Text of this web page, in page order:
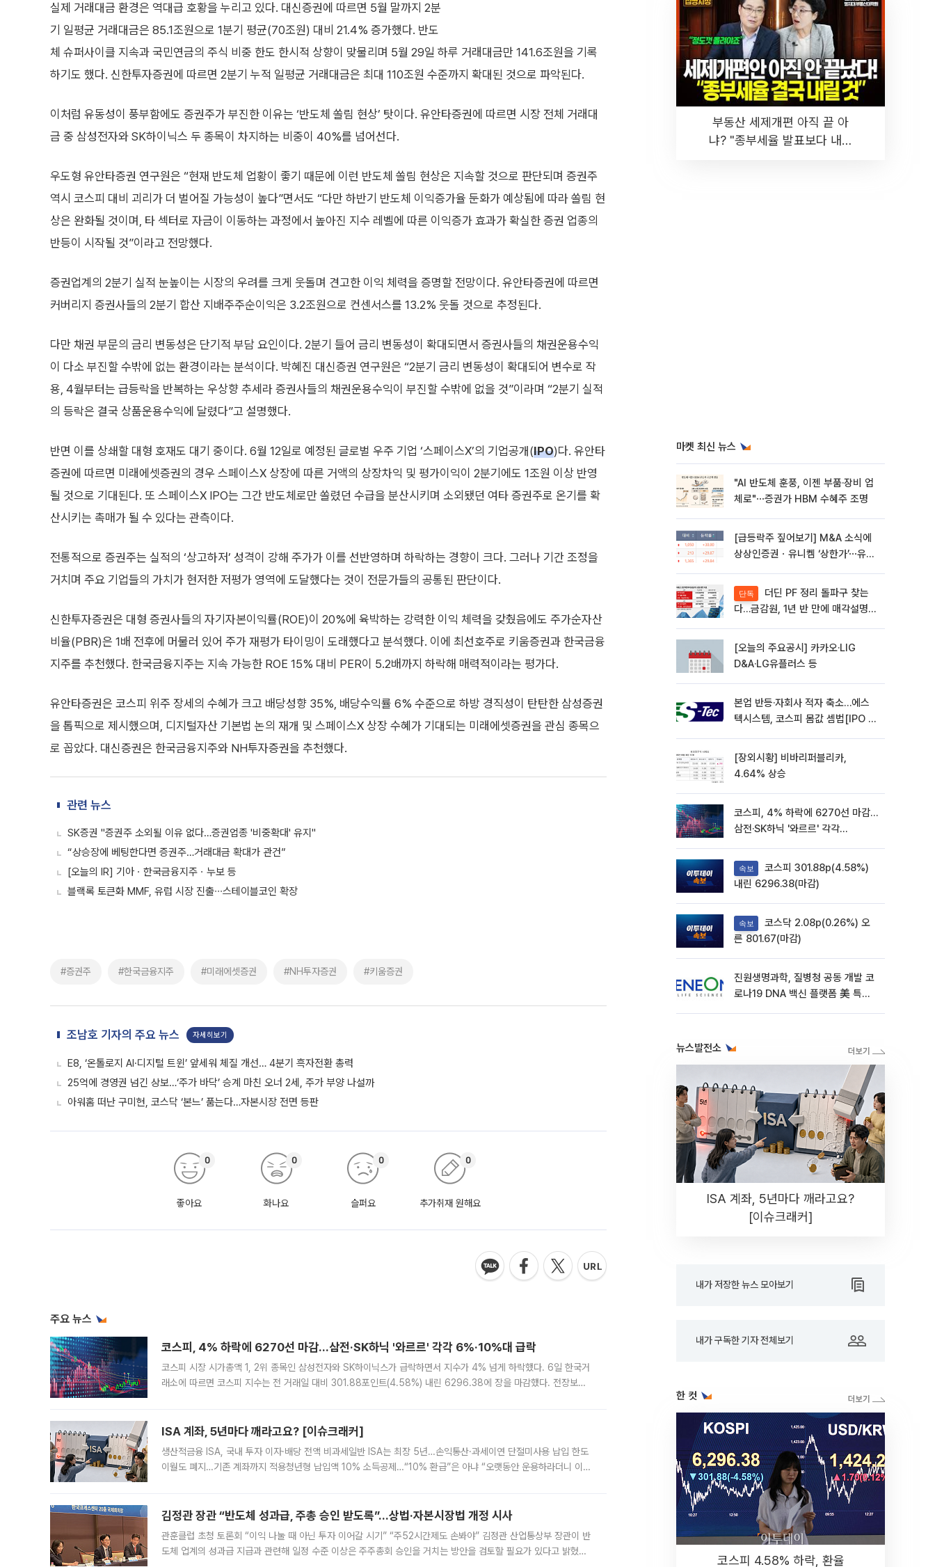
실제 거래대금 환경은 역대급 호황을 누리고 있다. 대신증권에 따르면 5월 말까지 2분
기 일평균 거래대금은 85.1조원으로 1분기 평균(70조원) 대비 21.4% 증가했다. 반도
체 슈퍼사이클 지속과 국민연금의 주식 비중 한도 한시적 상향이 맞물리며 5월 29일 하루 거래대금만 141.6조원을 기록
하기도 했다. 신한투자증권에 따르면 2분기 누적 일평균 거래대금은 최대 110조원 수준까지 확대된 것으로 파악된다.
이처럼 유동성이 풍부함에도 증권주가 부진한 이유는 ‘반도체 쏠림 현상’ 탓이다. 유안타증권에 따르면 시장 전체 거래대
금 중 삼성전자와 SK하이닉스 두 종목이 차지하는 비중이 40%를 넘어선다.
우도형 유안타증권 연구원은 “현재 반도체 업황이 좋기 때문에 이런 반도체 쏠림 현상은 지속할 것으로 판단되며 증권주
역시 코스피 대비 괴리가 더 벌어질 가능성이 높다”면서도 “다만 하반기 반도체 이익증가율 둔화가 예상됨에 따라 쏠림 현
상은 완화될 것이며, 타 섹터로 자금이 이동하는 과정에서 높아진 지수 레벨에 따른 이익증가 효과가 확실한 증권 업종의
반등이 시작될 것”이라고 전망했다.
증권업계의 2분기 실적 눈높이는 시장의 우려를 크게 웃돌며 견고한 이익 체력을 증명할 전망이다. 유안타증권에 따르면
커버리지 증권사들의 2분기 합산 지배주주순이익은 3.2조원으로 컨센서스를 13.2% 웃돌 것으로 추정된다.
다만 채권 부문의 금리 변동성은 단기적 부담 요인이다. 2분기 들어 금리 변동성이 확대되면서 증권사들의 채권운용수익
이 다소 부진할 수밖에 없는 환경이라는 분석이다. 박혜진 대신증권 연구원은 “2분기 금리 변동성이 확대되어 변수로 작
용, 4월부터는 급등락을 반복하는 우상향 추세라 증권사들의 채권운용수익이 부진할 수밖에 없을 것”이라며 “2분기 실적
의 등락은 결국 상품운용수익에 달렸다”고 설명했다.
반면 이를 상쇄할 대형 호재도 대기 중이다. 6월 12일로 예정된 글로벌 우주 기업 ‘스페이스X’의 기업공개(IPO)다. 유안타
증권에 따르면 미래에셋증권의 경우 스페이스X 상장에 따른 거액의 상장차익 및 평가이익이 2분기에도 1조원 이상 반영
될 것으로 기대된다. 또 스페이스X IPO는 그간 반도체로만 쏠렸던 수급을 분산시키며 소외됐던 여타 증권주로 온기를 확
산시키는 촉매가 될 수 있다는 관측이다.
전통적으로 증권주는 실적의 ‘상고하저’ 성격이 강해 주가가 이를 선반영하며 하락하는 경향이 크다. 그러나 기간 조정을
거치며 주요 기업들의 가치가 현저한 저평가 영역에 도달했다는 것이 전문가들의 공통된 판단이다.
신한투자증권은 대형 증권사들의 자기자본이익률(ROE)이 20%에 육박하는 강력한 이익 체력을 갖췄음에도 주가순자산
비율(PBR)은 1배 전후에 머물러 있어 주가 재평가 타이밍이 도래했다고 분석했다. 이에 최선호주로 키움증권과 한국금융
지주를 추천했다. 한국금융지주는 지속 가능한 ROE 15% 대비 PER이 5.2배까지 하락해 매력적이라는 평가다.
유안타증권은 코스피 위주 장세의 수혜가 크고 배당성향 35%, 배당수익률 6% 수준으로 하방 경직성이 탄탄한 삼성증권
을 톱픽으로 제시했으며, 디지털자산 기본법 논의 재개 및 스페이스X 상장 수혜가 기대되는 미래에셋증권을 관심 종목으
로 꼽았다. 대신증권은 한국금융지주와 NH투자증권을 추천했다.
관련 뉴스
SK증권 "증권주 소외될 이유 없다…증권업종 '비중확대' 유지"
“상승장에 베팅한다면 증권주…거래대금 확대가 관건”
[오늘의 IR] 기아ㆍ한국금융지주ㆍ누보 등
블랙록 토큰화 MMF, 유럽 시장 진출∙∙∙스테이블코인 확장
#증권주 #한국금융지주 #미래에셋증권 #NH투자증권 #키움증권
조남호 기자의 주요 뉴스 자세히보기
E8, ‘온톨로지 AI·디지털 트윈’ 앞세워 체질 개선… 4분기 흑자전환 총력
25억에 경영권 넘긴 상보…‘주가 바닥’ 승계 마친 오너 2세, 주가 부양 나설까
아워홈 떠난 구미현, 코스닥 ‘본느’ 품는다…자본시장 전면 등판
좋아요
0
화나요
0
슬퍼요
0
추가취재 원해요
0
주요 뉴스
코스피, 4% 하락에 6270선 마감…삼전·SK하닉 '와르르' 각각 6%·10%대 급락
코스피 시장 시가총액 1, 2위 종목인 삼성전자와 SK하이닉스가 급락하면서 지수가 4% 넘게 하락했다. 6일 한국거
래소에 따르면 코스피 지수는 전 거래일 대비 301.88포인트(4.58%) 내린 6296.38에 장을 마감했다. 전장보다
ISA 계좌, 5년마다 깨라고요? [이슈크래커]
생산적금융 ISA, 국내 투자 이자·배당 전액 비과세일반 ISA는 최장 5년…손익통산·과세이연 단절미사용 납입 한도
이월도 폐지…기존 계좌까지 적용청년형 납입액 10% 소득공제…“10% 환급”은 아냐 “오랫동안 운용하라더니 이제
김정관 장관 “반도체 성과급, 주총 승인 받도록”…상법·자본시장법 개정 시사
관훈클럽 초청 토론회 “이익 나눌 때 아닌 투자 이어갈 시기” “주52시간제도 손봐야” 김정관 산업통상부 장관이 반
도체 업계의 성과급 지급과 관련해 일정 수준 이상은 주주총회 승인을 거치는 방안을 검토할 필요가 있다고 밝혔다.
부동산 세제개편 아직 끝 아
냐? "종부세율 발표보다 내릴
마켓 최신 뉴스
"AI 반도체 훈풍, 이젠 부품·장비 업
체로"⋯증권가 HBM 수혜주 조명
[급등락주 짚어보기] M&A 소식에
상상인증권ㆍ유니켐 ‘상한가’⋯유증
단독
다…금감원, 1년 반 만에 매각설명회
[오늘의 주요공시] 카카오·LIG
D&A·LG유플러스 등
본업 반등·자회사 적자 축소…에스
텍시스템, 코스피 몸값 셈법[IPO 엑
[장외시황] 비바리퍼블리카,
4.64% 상승
코스피, 4% 하락에 6270선 마감…
삼전·SK하닉 '와르르' 각각
속보
내린 6296.38(마감)
속보
른 801.67(마감)
진원생명과학, 질병청 공동 개발 코
로나19 DNA 백신 플랫폼 美 특허
뉴스발전소
ISA 계좌, 5년마다 깨라고요?
[이슈크래커]
내가 저장한 뉴스 모아보기
내가 구독한 기자 전체보기
한 컷
코스피 4.58% 하락, 환율